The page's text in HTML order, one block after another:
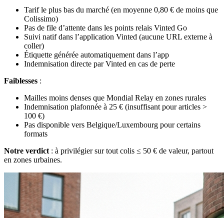
Tarif le plus bas du marché (en moyenne 0,80 € de moins que
Colissimo)
Pas de file d’attente dans les points relais Vinted Go
Suivi natif dans l’application Vinted (aucune URL externe à
coller)
Étiquette générée automatiquement dans l’app
Indemnisation directe par Vinted en cas de perte
Faiblesses :
Mailles moins denses que Mondial Relay en zones rurales
Indemnisation plafonnée à 25 € (insuffisant pour articles >
100 €)
Pas disponible vers Belgique/Luxembourg pour certains
formats
Notre verdict : à privilégier sur tout colis ≤ 50 € de valeur, partout
en zones urbaines.